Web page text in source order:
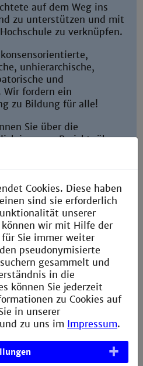
auf dem Weg ins
zu unterstützen und mit
zu verknüpfen.
unhierarchische,
und
Wir fordern ein
zu Bildung für alle!
Sie über die
in unser Projekt, über
und unsere
Cookies. Diese haben
sind sie erforderlich
unserer
wir mit Hilfe der
Sie immer weiter
pseudonymisierte
gesammelt und
in die
können Sie jederzeit
zu Cookies auf
in unserer
und zu uns im Impressum.